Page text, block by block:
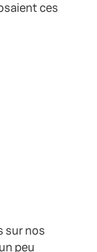
ces
sur nos
peu